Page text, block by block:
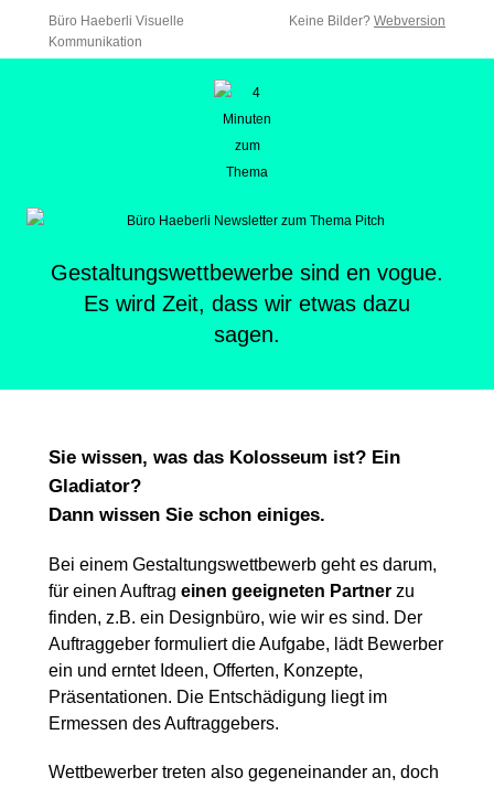
Büro Haeberli Visuelle
Kommunikation
Keine Bilder? Webversion
Gestaltungswettbewerbe sind en vogue.
Es wird Zeit, dass wir etwas dazu
sagen.
Sie wissen, was das Kolosseum ist? Ein
Gladiator?
Dann wissen Sie schon einiges.
Bei einem Gestaltungswettbewerb geht es darum,
für einen Auftrag einen geeigneten Partner zu
finden, z.B. ein Designbüro, wie wir es sind. Der
Auftraggeber formuliert die Aufgabe, lädt Bewerber
ein und erntet Ideen, Offerten, Konzepte,
Präsentationen. Die Entschädigung liegt im
Ermessen des Auftraggebers.
Wettbewerber treten also gegeneinander an, doch